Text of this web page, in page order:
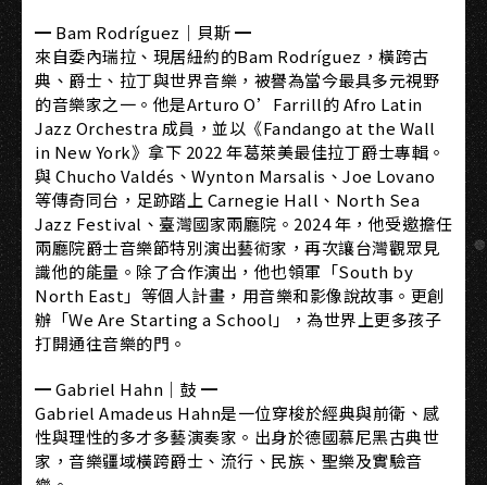
━ Bam Rodríguez｜貝斯 ━
來自委內瑞拉、現居紐約的Bam Rodríguez，橫跨古
典、爵士、拉丁與世界音樂，被譽為當今最具多元視野
的音樂家之一。他是Arturo O’Farrill的 Afro Latin
Jazz Orchestra 成員，並以《Fandango at the Wall
in New York》拿下 2022 年葛萊美最佳拉丁爵士專輯。
與 Chucho Valdés、Wynton Marsalis、Joe Lovano
等傳奇同台，足跡踏上 Carnegie Hall、North Sea
Jazz Festival、臺灣國家兩廳院。2024 年，他受邀擔任
兩廳院爵士音樂節特別演出藝術家，再次讓台灣觀眾見
識他的能量。除了合作演出，他也領軍「South by
North East」等個人計畫，用音樂和影像說故事。更創
辦「We Are Starting a School」，為世界上更多孩子
打開通往音樂的門。
━ Gabriel Hahn｜鼓 ━
Gabriel Amadeus Hahn是一位穿梭於經典與前衛、感
性與理性的多才多藝演奏家。出身於德國慕尼黑古典世
家，音樂疆域橫跨爵士、流行、民族、聖樂及實驗音